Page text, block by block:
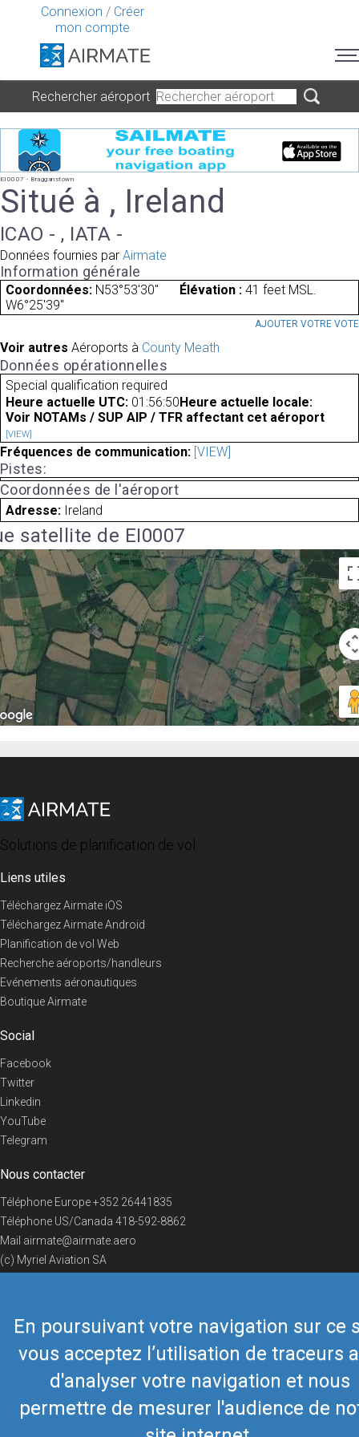
Connexion / Créer
mon compte
En poursuivant votre navigation sur ce
vous acceptez l’utilisation de traceurs
d'analyser votre navigation et nous
permettre de mesurer l'audience de
Rechercher aéroport
EI0007 - Bragganstown
Situé à , Ireland
ICAO - , IATA -
Données fournies par Airmate
Information générale
Coordonnées: N53°53'30"
W6°25'39"
Élévation : 41 feet MSL.
AJOUTER VOTRE VOTE
Voir autres Aéroports à County Meath
Données opérationnelles
Special qualification required
Heure actuelle UTC: 01:56:50 Heure actuelle locale:
Voir NOTAMs / SUP AIP / TFR affectant cet aéroport
[VIEW]
Fréquences de communication: [VIEW]
Pistes:
Coordonnées de l'aéroport
Adresse: Ireland
satellite de EI0007
Solutions de planification de vol
Liens utiles
Téléchargez Airmate iOS
Téléchargez Airmate Android
Planification de vol Web
Recherche aéroports/handleurs
Evénements aéronautiques
Boutique Airmate
Social
Facebook
Twitter
Linkedin
YouTube
Telegram
Nous contacter
Téléphone Europe+352 26441835
Téléphone US/Canada 418-592-8862
Mail airmate@airmate.aero
(c) Myriel Aviation SA
© 2019 Airmate -Conditions d'utilisation- Vie privée Back to top